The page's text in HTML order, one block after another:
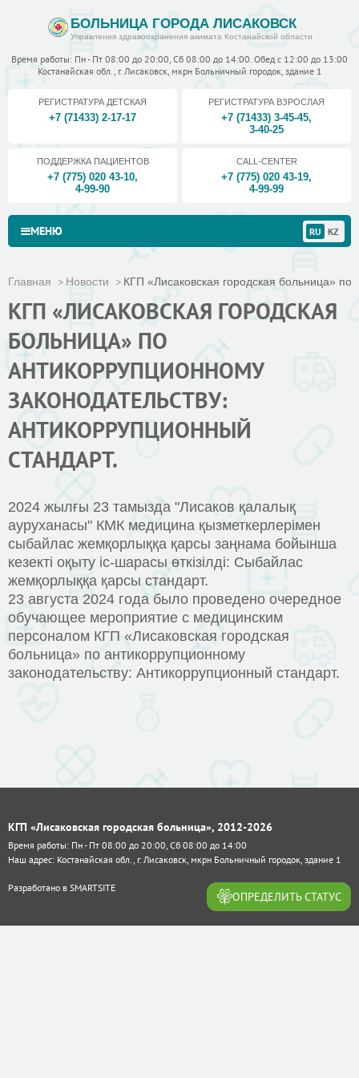
БОЛЬНИЦА ГОРОДА ЛИСАКОВСК
Управления здравоохранения акимата Костанайской области
Время работы: Пн - Пт 08:00 до 20:00, Сб 08:00 до 14:00. Обед с 12:00 до 13:00
Костанайская обл., г. Лисаковск, мкрн Больничный городок, здание 1
РЕГИСТРАТУРА ДЕТСКАЯ
+7 (71433) 2-17-17
РЕГИСТРАТУРА ВЗРОСЛАЯ
+7 (71433) 3-45-45,
3-40-25
ПОДДЕРЖКА ПАЦИЕНТОВ
+7 (775) 020 43-10,
4-99-90
CALL-CENTER
+7 (775) 020 43-19,
4-99-99
МЕНЮ RU KZ
Главная Новости КГП «Лисаковская городская больница» по
КГП «ЛИСАКОВСКАЯ ГОРОДСКАЯ
БОЛЬНИЦА» ПО
АНТИКОРРУПЦИОННОМУ
ЗАКОНОДАТЕЛЬСТВУ:
АНТИКОРРУПЦИОННЫЙ
СТАНДАРТ.
2024 жылғы 23 тамызда "Лисаков қалалық
ауруханасы" КМК медицина қызметкерлерімен
сыбайлас жемқорлыққа қарсы заңнама бойынша
кезекті оқыту іс-шарасы өткізілді: Сыбайлас
жемқорлыққа қарсы стандарт.
23 августа 2024 года было проведено очередное
обучающее мероприятие с медицинским
персоналом КГП «Лисаковская городская
больница» по антикоррупционному
законодательству: Антикоррупционный стандарт.
КГП «Лисаковская городская больница», 2012-2026
Время работы: Пн - Пт 08:00 до 20:00, Сб 08:00 до 14:00
Наш адрес: Костанайская обл., г. Лисаковск, мкрн Больничный городок, здание 1
Разработано в SMARTSITE
ОПРЕДЕЛИТЬ СТАТУС